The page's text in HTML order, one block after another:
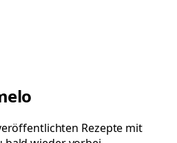
Rezepte mit